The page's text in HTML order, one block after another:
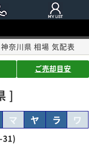
神奈川県 相場 気配表
ご売却目安
]
マ ヤ ラ ワ
31)